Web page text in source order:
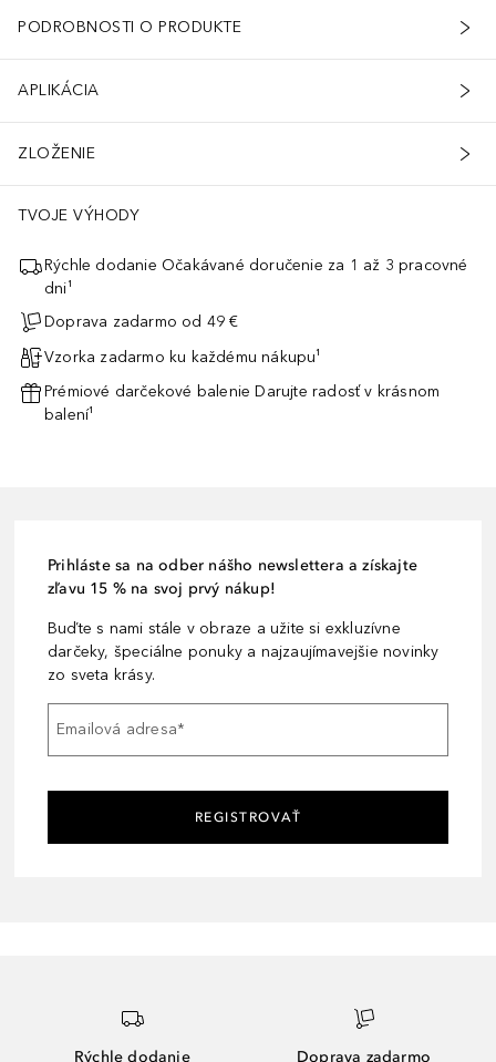
PODROBNOSTI O PRODUKTE
APLIKÁCIA
ZLOŽENIE
TVOJE VÝHODY
Rýchle dodanie Očakávané doručenie za 1 až 3 pracovné
dni¹
Doprava zadarmo od 49 €
Vzorka zadarmo ku každému nákupu¹
Prémiové darčekové balenie Darujte radosť v krásnom
balení¹
Prihláste sa na odber nášho newslettera a získajte
zľavu 15 % na svoj prvý nákup!
Buďte s nami stále v obraze a užite si exkluzívne
darčeky, špeciálne ponuky a najzaujímavejšie novinky
zo sveta krásy.
Emailová adresa*
REGISTROVAŤ
Rýchle dodanie Doprava zadarmo